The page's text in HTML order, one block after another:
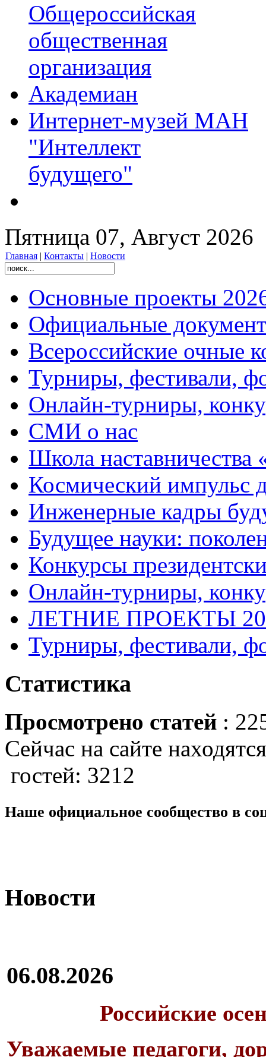
Общероссийская
общественная
организация
Академиан
Интернет-музей МАН
"Интеллект
будущего"
Пятница 07, Август 2026
Главная | Контакты | Новости
Основные проекты
Официальные
Всероссийские очные
Турниры, фестивали,
Онлайн-турниры,
СМИ о нас
Школа
Космический импульс
Инженерные кадры
Будущее науки:
Конкурсы
Онлайн-турниры,
ЛЕТНИЕ ПРОЕКТЫ
Турниры, фестивали,
Статистика
Просмотрено статей :
Сейчас на сайте
гостей: 3212
Наше официальное сообщество в
Новости
06.08.2026
Российские
Уважаемые педагоги,